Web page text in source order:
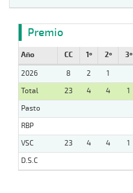
Premio
Año CC 1º 2º 3º
2026 8 2 1
Total
23 4 4 1
Pasto
RBP
VSC
23 4 4 1
D.S.C